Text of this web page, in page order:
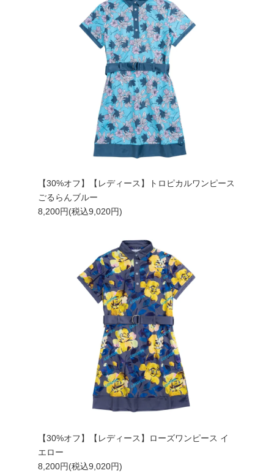
【30%オフ】【レディース】トロピカルワンピース
ごるらんブルー
8,200円(税込9,020円)
【30%オフ】【レディース】ローズワンピース イ
エロー
8,200円(税込9,020円)